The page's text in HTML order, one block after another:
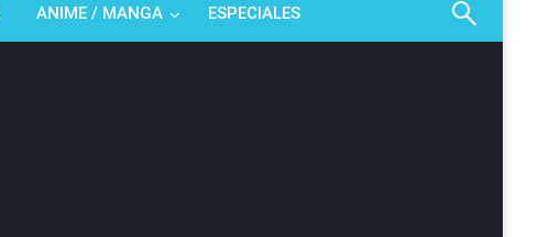
ANIME / MANGA ESPECIALES